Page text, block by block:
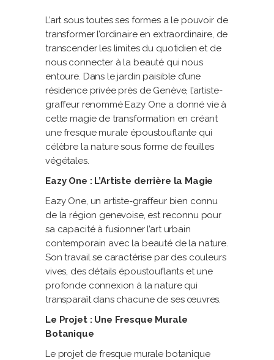
L’art sous toutes ses formes a le pouvoir de
transformer l’ordinaire en extraordinaire, de
transcender les limites du quotidien et de
nous connecter à la beauté qui nous
entoure. Dans le jardin paisible d’une
résidence privée près de Genève, l’artiste-
graffeur renommé Eazy One a donné vie à
cette magie de transformation en créant
une fresque murale époustouflante qui
célèbre la nature sous forme de feuilles
végétales.
Eazy One : L’Artiste derrière la Magie
Eazy One, un artiste-graffeur bien connu
de la région genevoise, est reconnu pour
sa capacité à fusionner l’art urbain
contemporain avec la beauté de la nature.
Son travail se caractérise par des couleurs
vives, des détails époustouflants et une
profonde connexion à la nature qui
transparaît dans chacune de ses œuvres.
Le Projet : Une Fresque Murale
Botanique
Le projet de fresque murale botanique